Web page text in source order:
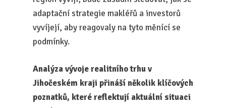
adaptační strategie makléřů a investorů
vyvíjejí, aby reagovaly na tyto měnící se
podmínky.
Analýza vývoje realitního trhu v
Jihočeském kraji přináší několik klíčových
poznatků, které reflektují aktuální situaci